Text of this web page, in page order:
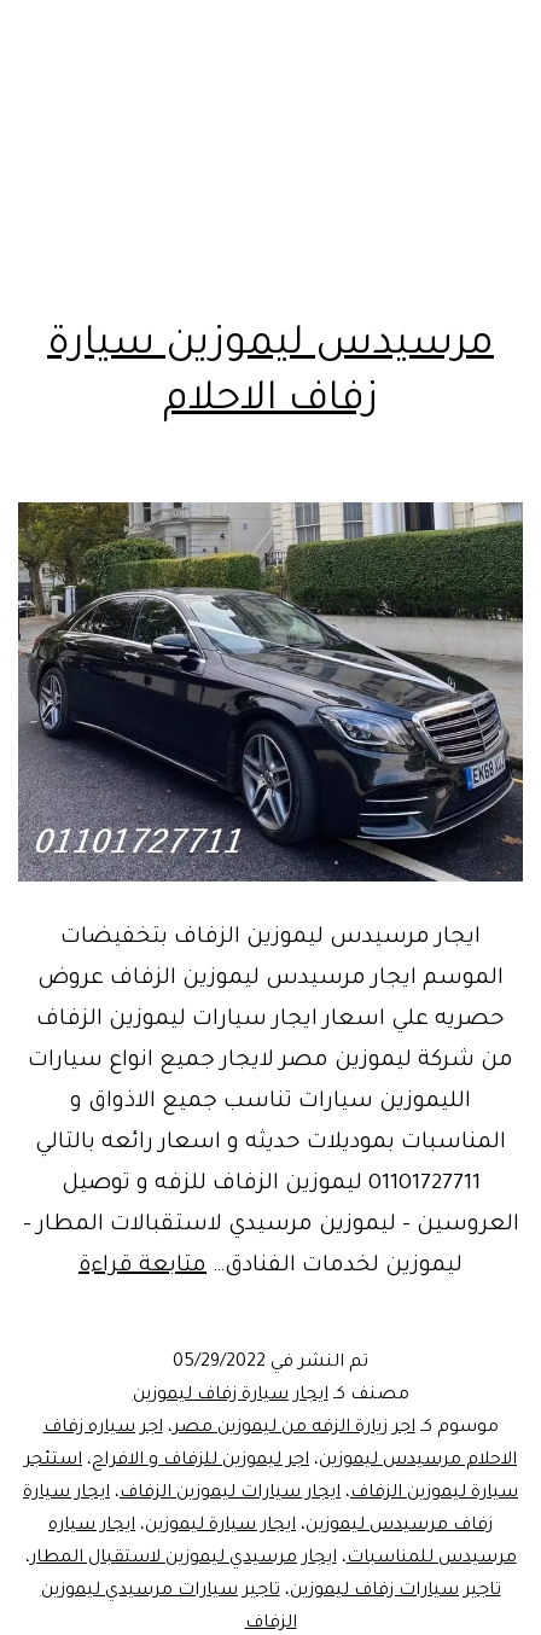
مرسيدس ليموزين سيارة
زفاف الاحلام
ايجار مرسيدس ليموزين الزفاف بتخفيضات
الموسم ايجار مرسيدس ليموزين الزفاف عروض
حصريه علي اسعار ايجار سيارات ليموزين الزفاف
من شركة ليموزين مصر لايجار جميع انواع سيارات
الليموزين سيارات تناسب جميع الاذواق و
المناسبات بموديلات حديثه و اسعار رائعه بالتالي
01101727711 ليموزين الزفاف للزفه و توصيل
العروسين – ليموزين مرسيدي لاستقبالات المطار –
ليموزين لخدمات الفنادق… متابعة قراءة
الاحلام
تم النشر في 05/29/2022
مصنف كـايجار سيارة زفاف ليموزين
موسوم كـاجر زيارة الزفه من ليموزين مصر،اجر سياره زفاف
الاحلام مرسيدس ليموزين، اجر ليموزين للزفاف و الافراح، استئجر
سيارة ليموزين الزفاف، ايجار سيارات ليموزين الزفاف، ايجار سيارة
زفاف مرسيدس ليموزين، ايجار سيارة ليموزين، ايجار سياره
مرسيدس للمناسبات،ايجار مرسيدي ليموزين لاستقبال المطار،
تاجير سيارات زفاف ليموزين،تاجير سيارات مرسيدي ليموزين
الزفاف